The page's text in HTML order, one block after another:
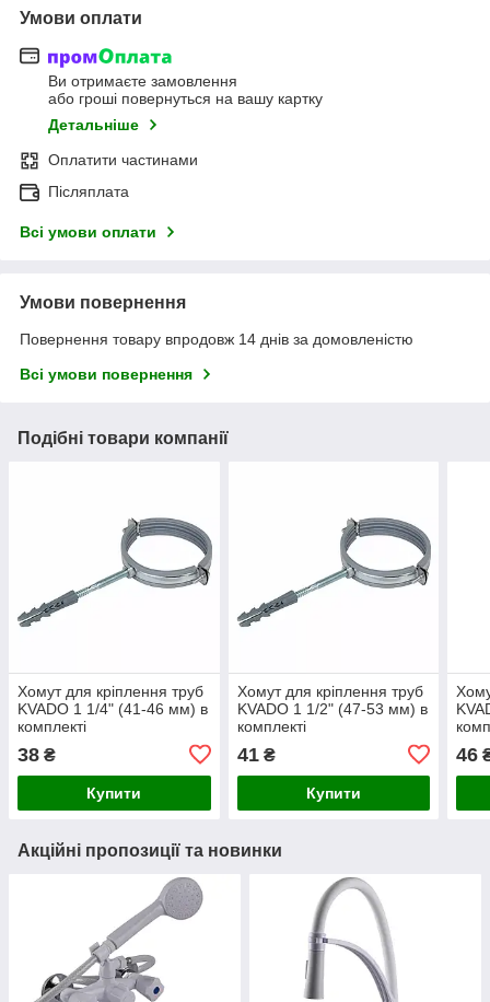
Умови оплати
Ви отримаєте замовлення
або гроші повернуться на вашу картку
Детальніше
Оплатити частинами
Післяплата
Всі умови оплати
Умови повернення
Повернення товару впродовж 14 днів за домовленістю
Всі умови повернення
Подібні товари компанії
Хомут для кріплення труб
KVADO 1 1/4" (41-46 мм) в
комплекті
38 ₴
Купити
Хомут для кріплення труб
KVADO 1 1/2" (47-53 мм) в
комплекті
41₴
Купити
46
Акційні пропозиції та новинки